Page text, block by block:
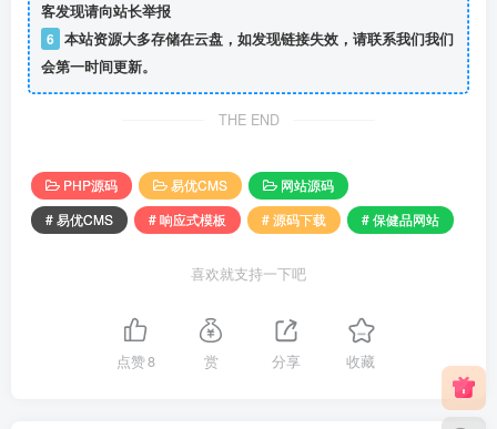
客发现请向站长举报
6 本站资源大多存储在云盘，如发现链接失效，请联系我们我们
会第一时间更新。
THE END
PHP源码 易优CMS
网站源码
# 易优CMS
# 响应式模板 # 源码下载 # 保健品网站
喜欢就支持一下吧
点赞8 赏 分享 收藏